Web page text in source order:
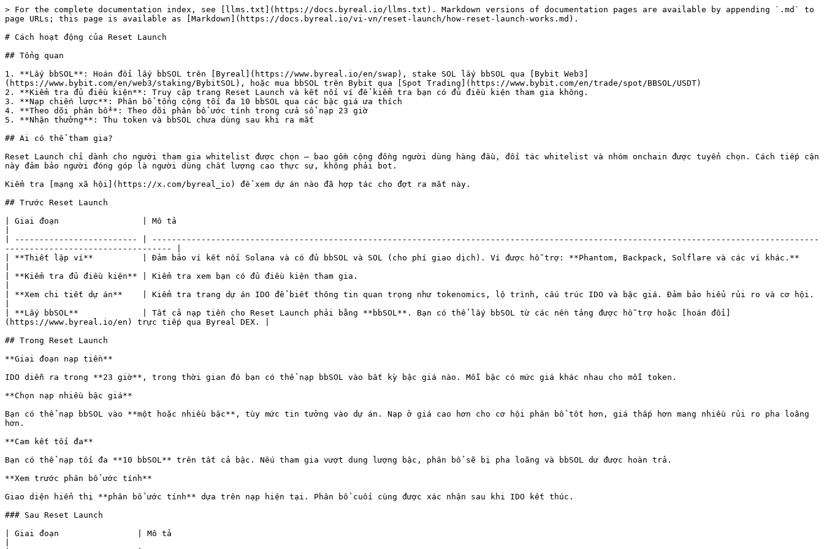
> For the complete documentation index, see [llms.txt](https://docs.byreal.io/llms.txt). Markdown versions of documentation pages are available by appending `.md` to
page URLs; this page is available as [Markdown](https://docs.byreal.io/vi-vn/reset-launch/how-reset-launch-works.md).
# Cách hoạt động của Reset Launch
## Tổng quan
1. **Lấy bbSOL**: Hoán đổi lấy bbSOL trên [Byreal](https://www.byreal.io/en/swap), stake SOL lấy bbSOL qua [Bybit Web3]
(https://www.bybit.com/en/web3/staking/BybitSOL), hoặc mua bbSOL trên Bybit qua [Spot Trading](https://www.bybit.com/en/trade/spot/BBSOL/USDT)
2. **Kiểm tra đủ điều kiện**: Truy cập trang Reset Launch và kết nối ví để kiểm tra bạn có đủ điều kiện tham gia không.
3. **Nạp chiến lược**: Phân bổ tổng cộng tối đa 10 bbSOL qua các bậc giá ưa thích
4. **Theo dõi phân bổ**: Theo dõi phân bổ ước tính trong cửa sổ nạp 23 giờ
5. **Nhận thưởng**: Thu token và bbSOL chưa dùng sau khi ra mắt
## Ai có thể tham gia?
Reset Launch chỉ dành cho người tham gia whitelist được chọn — bao gồm cộng đồng người dùng hàng đầu, đối tác whitelist và nhóm onchain được tuyển chọn. Cách tiếp cận
này đảm bảo người đóng góp là người dùng chất lượng cao thực sự, không phải bot.
Kiểm tra [mạng xã hội](https://x.com/byreal_io) để xem dự án nào đã hợp tác cho đợt ra mắt này.
## Trước Reset Launch
| Giai đoạn                 | Mô tả
| ------------------------- | ----------------------------------------------------------------------------------------------------------------------------------------
---------------------------------- |
| **Thiết lập ví**          | Đảm bảo ví kết nối Solana và có đủ bbSOL và SOL (cho phí giao dịch). Ví được hỗ trợ: **Phantom, Backpack, Solflare và các ví khác.**
| **Kiểm tra đủ điều kiện** | Kiểm tra xem bạn có đủ điều kiện tham gia.
| **Xem chi tiết dự án**    | Kiểm tra trang dự án IDO để biết thông tin quan trọng như tokenomics, lộ trình, cấu trúc IDO và bậc giá. Đảm bảo hiểu rủi ro và cơ hội.
| **Lấy bbSOL**             | Tất cả nạp tiền cho Reset Launch phải bằng **bbSOL**. Bạn có thể lấy bbSOL từ các nền tảng được hỗ trợ hoặc [hoán đổi]
(https://www.byreal.io/en) trực tiếp qua Byreal DEX. |
## Trong Reset Launch
**Giai đoạn nạp tiền**
IDO diễn ra trong **23 giờ**, trong thời gian đó bạn có thể nạp bbSOL vào bất kỳ bậc giá nào. Mỗi bậc có mức giá khác nhau cho mỗi token.
**Chọn nạp nhiều bậc giá**
Bạn có thể nạp bbSOL vào **một hoặc nhiều bậc**, tùy mức tin tưởng vào dự án. Nạp ở giá cao hơn cho cơ hội phân bổ tốt hơn, giá thấp hơn mang nhiều rủi ro pha loãng
hơn.
**Cam kết tối đa**
Bạn có thể nạp tối đa **10 bbSOL** trên tất cả bậc. Nếu tham gia vượt dung lượng bậc, phân bổ sẽ bị pha loãng và bbSOL dư được hoàn trả.
**Xem trước phân bổ ước tính**
Giao diện hiển thị **phân bổ ước tính** dựa trên nạp hiện tại. Phân bổ cuối cùng được xác nhận sau khi IDO kết thúc.
### Sau Reset Launch
| Giai đoạn                | Mô tả